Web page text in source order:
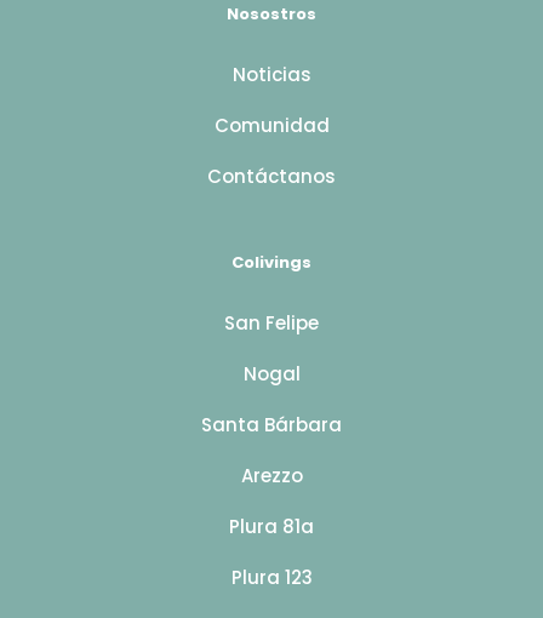
Nosostros
Noticias
Comunidad
Contáctanos
Colivings
San Felipe
Nogal
Santa Bárbara
Arezzo
Plura 81a
Plura 123